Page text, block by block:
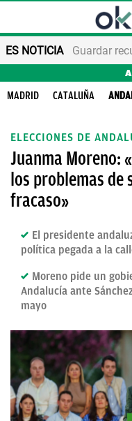
ES NOTICIA Guardar
MADRID CATALUÑA
ELECCIONES DE
Juanma Moreno:
los problemas de
fracaso»
El presidente
política pegada a la
Moreno pide un
Andalucía ante
mayo